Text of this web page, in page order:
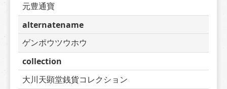
元豊通寶
alternatename
ゲンポウツウホウ
collection
大川天顕堂銭貨コレクション